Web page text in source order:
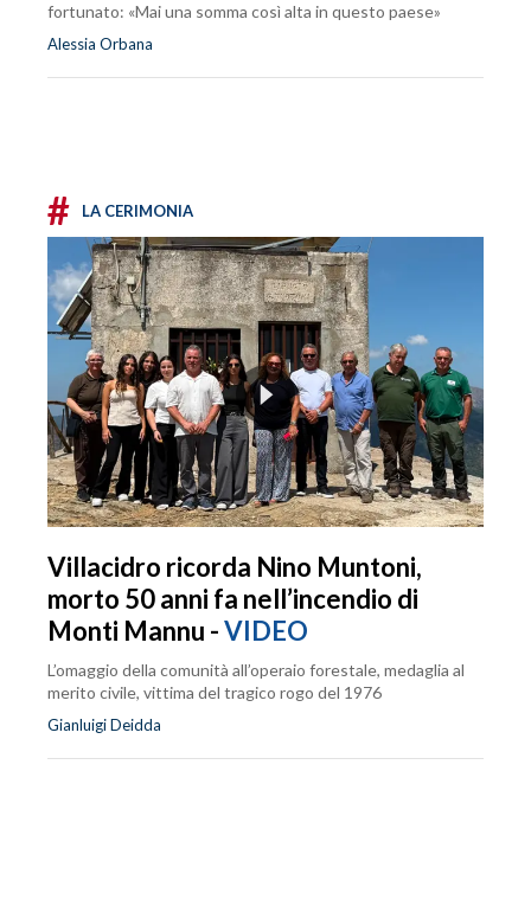
fortunato: «Mai una somma così alta in questo paese»
Alessia Orbana
# LA CERIMONIA
Villacidro ricorda Nino Muntoni,
morto 50 anni fa nell’incendio di
Monti Mannu -VIDEO
L’omaggio della comunità all’operaio forestale, medaglia al
merito civile, vittima del tragico rogo del 1976
Gianluigi Deidda